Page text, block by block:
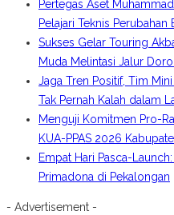
Pertegas Aset
Pelajari Teknis
Sukses Gelar Touring
Muda Melintasi Jalur
Jaga Tren Positif, Tim
Tak Pernah Kalah dalam
Menguji Komitmen Pro-
KUA-PPAS 2026
Empat Hari Pasca-
Primadona di Pekalongan
- Advertisement -